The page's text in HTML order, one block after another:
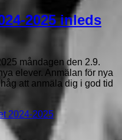
2025 inleds
måndagen den 2.9.
elever. Anmälan för nya
att anmäla dig i god tid
2024-2025